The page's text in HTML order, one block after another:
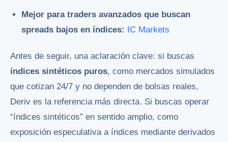
Mejor para traders avanzados que buscan
spreads bajos en índices: IC Markets
Antes de seguir, una aclaración clave: si buscas
índices sintéticos puros, como mercados simulados
que cotizan 24/7 y no dependen de bolsas reales,
Deriv es la referencia más directa. Si buscas operar
“índices sintéticos” en sentido amplio, como
exposición especulativa a índices mediante derivados